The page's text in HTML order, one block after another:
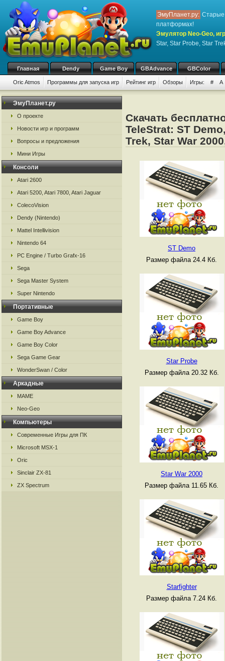
ЭмуПланет.ру: Старые
платформах!
Эмулятор Neo-Geo,
Star, Star Probe, Star
Главная Dendy Game Boy GBAdvance GBColor
Oric Atmos Программы для запуска игр Рейтинг игр Обзоры Игры: # A
ЭмуПланет.ру
О проекте
Новости игр и программ
Вопросы и предложения
Мини Игры
Консоли
Atari 2600
Atari 5200, Atari 7800, Atari Jaguar
ColecoVision
Dendy (Nintendo)
Mattel Intellivision
Nintendo 64
PC Engine / Turbo Grafx-16
Sega
Sega Master System
Super Nintendo
Портативные
Game Boy
Game Boy Advance
Game Boy Color
Sega Game Gear
WonderSwan / Color
Аркадные
MAME
Neo-Geo
Компьютеры
Современные Игры для ПК
Microsoft MSX-1
Oric
Sinclair ZX-81
ZX Spectrum
Скачать
TeleStrat: ST
Trek, Star War
ST Demo
Размер файла 24.4 Кб.
Star Probe
Размер файла 20.32 Кб.
Star War 2000
Размер файла 11.65 Кб.
Starfighter
Размер файла 7.24 Кб.